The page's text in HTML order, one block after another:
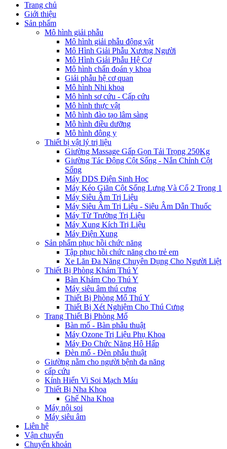
Trang chủ
Giới thiệu
Sản phẩm
Mô hình giải phẫu
Mô hình giải phẫu động vật
Mô Hình Giải Phẫu Xương Người
Mô Hình Giải Phẫu Hệ Cơ
Mô hình chẩn đoán y khoa
Giải phẫu hệ cơ quan
Mô hình Nhi khoa
Mô hình sơ cứu - Cấp cứu
Mô hình thực vật
Mô hình đào tạo lâm sàng
Mô hình điều dưỡng
Mô hình đông y
Thiết bị vật lý trị liệu
Giường Massage Gấp Gọn Tải Trọng 250Kg
Giường Tác Động Cột Sống - Nắn Chỉnh Cột
Sống
Máy DDS Điện Sinh Học
Máy Kéo Giãn Cột Sống Lưng Và Cổ 2 Trong 1
Máy Siêu Âm Trị Liệu
Máy Siêu Âm Trị Liệu - Siêu Âm Dẫn Thuốc
Máy Từ Trường Trị Liệu
Máy Xung Kích Trị Liệu
Máy Điện Xung
Sản phẩm phục hồi chức năng
Tập phục hồi chức năng cho trẻ em
Xe Lăn Đa Năng Chuyên Dụng Cho Người Liệt
Thiết Bị Phòng Khám Thú Y
Bàn Khám Cho Thú Y
Máy siêu âm thú cưng
Thiết Bị Phòng Mổ Thú Y
Thiết Bị Xét Nghiệm Cho Thú Cưng
Trang Thiết Bị Phòng Mổ
Bàn mổ - Bàn phẫu thuật
Máy Ozone Trị Liệu Phụ Khoa
Máy Đo Chức Năng Hô Hấp
Đèn mổ - Đèn phẫu thuật
Giường nằm cho người bệnh đa năng
cấp cứu
Kính Hiển Vi Soi Mạch Máu
Thiết Bị Nha Khoa
Ghế Nha Khoa
Máy nội soi
Máy siêu âm
Liên hệ
Vận chuyển
Chuyển khoản